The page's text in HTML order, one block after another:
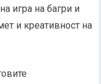
игра на багри и
и креативност на